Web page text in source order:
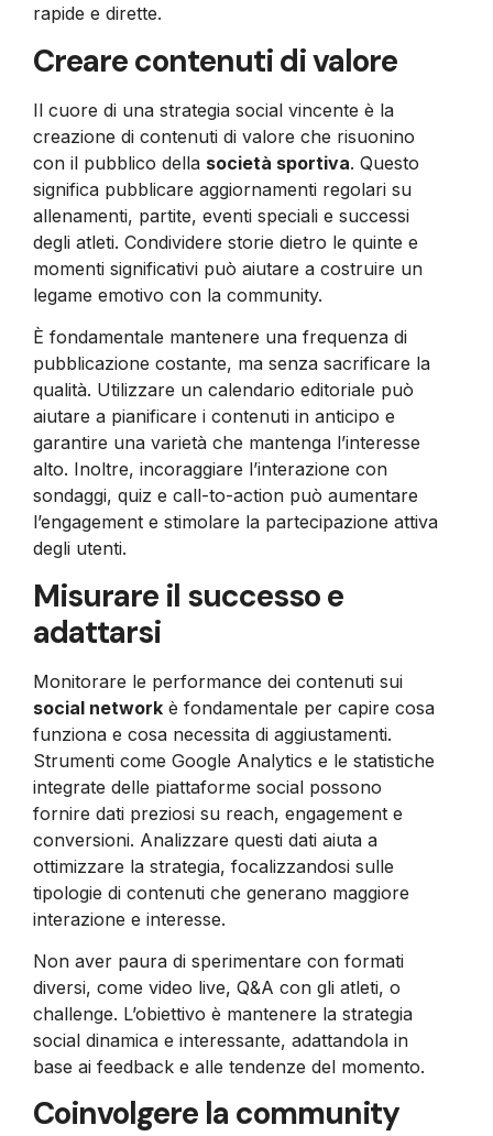
rapide e dirette.
Creare contenuti di valore
Il cuore di una strategia social vincente è la
creazione di contenuti di valore che risuonino
con il pubblico della società sportiva. Questo
significa pubblicare aggiornamenti regolari su
allenamenti, partite, eventi speciali e successi
degli atleti. Condividere storie dietro le quinte e
momenti significativi può aiutare a costruire un
legame emotivo con la community.
È fondamentale mantenere una frequenza di
pubblicazione costante, ma senza sacrificare la
qualità. Utilizzare un calendario editoriale può
aiutare a pianificare i contenuti in anticipo e
garantire una varietà che mantenga l’interesse
alto. Inoltre, incoraggiare l’interazione con
sondaggi, quiz e call-to-action può aumentare
l’engagement e stimolare la partecipazione attiva
degli utenti.
Misurare il successo e
adattarsi
Monitorare le performance dei contenuti sui
social network è fondamentale per capire cosa
funziona e cosa necessita di aggiustamenti.
Strumenti come Google Analytics e le statistiche
integrate delle piattaforme social possono
fornire dati preziosi su reach, engagement e
conversioni. Analizzare questi dati aiuta a
ottimizzare la strategia, focalizzandosi sulle
tipologie di contenuti che generano maggiore
interazione e interesse.
Non aver paura di sperimentare con formati
diversi, come video live, Q&A con gli atleti, o
challenge. L’obiettivo è mantenere la strategia
social dinamica e interessante, adattandola in
base ai feedback e alle tendenze del momento.
Coinvolgere la community